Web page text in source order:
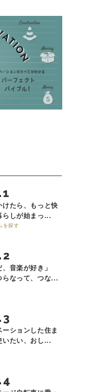
けたら、もっと快
らしが始まっ...
を探す
、音楽が好き」
らなって、つな...
ーションした住ま
いたい、おし...